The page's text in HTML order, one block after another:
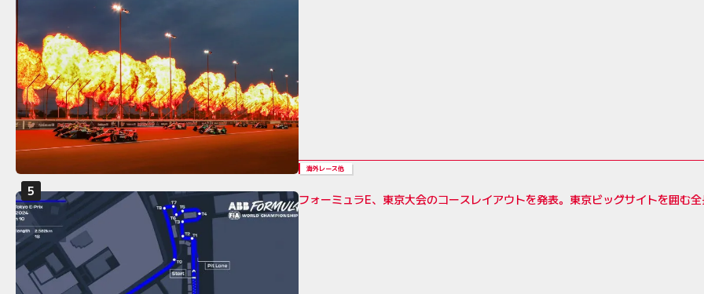
海外レース他
フォーミュラE、東京大会のコースレイアウトを発表。東京ビッグサイトを囲む